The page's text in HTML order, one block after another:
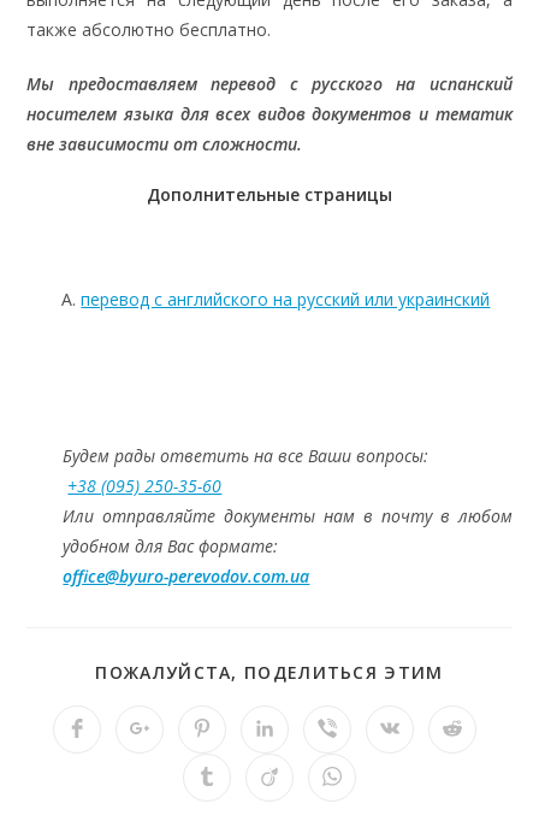
также абсолютно бесплатно.
Мы предоставляем перевод с русского на испанский
носителем языка для всех видов документов и тематик
вне зависимости от сложности.
Дополнительные страницы
перевод с английского на русский или украинский
Будем рады ответить на все Ваши вопросы:
+38 (095) 250-35-60
Или отправляйте документы нам в почту в любом
удобном для Вас формате:
office@byuro-perevodov.com.ua
ПОЖАЛУЙСТА, ПОДЕЛИТЬСЯ ЭТИМ